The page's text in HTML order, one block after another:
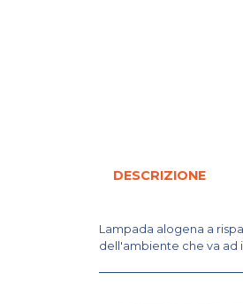
DESCRIZIONE
Lampada alogena a
dell'ambiente che va ad